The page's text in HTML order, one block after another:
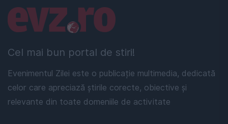
Cel mai bun portal de stiri!
Evenimentul Zilei este o publicație multimedia, dedicată
celor care apreciază știrile corecte, obiective și
relevante din toate domeniile de activitate
Linkuri utile